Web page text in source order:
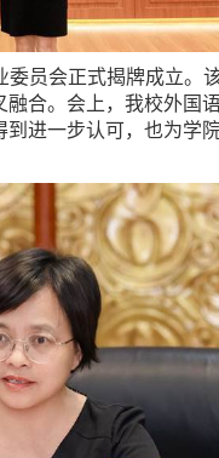
员会正式揭牌成立。
合。会上，我校外国
进一步认可，也为学